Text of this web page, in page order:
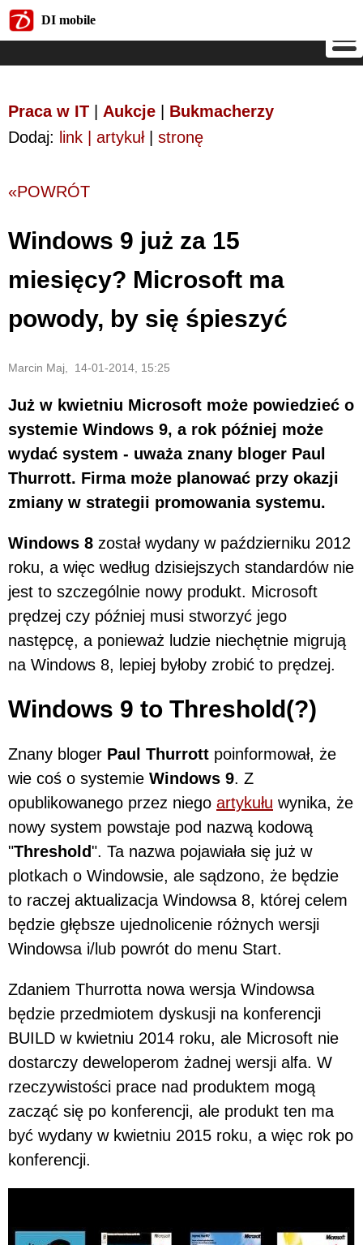
DI mobile
Praca w IT Aukcje
Bukmacherzy
Dodaj: link | artykuł| stronę
«POWRÓT
Windows 9 już za 15
miesięcy? Microsoft ma
powody, by się śpieszyć
Marcin Maj, 14-01-2014, 15:25
Już w kwietniu Microsoft może powiedzieć o
systemie Windows 9, a rok później może
wydać system - uważa znany bloger Paul
Thurrott. Firma może planować przy okazji
zmiany w strategii promowania systemu.
Windows 8 został wydany w październiku 2012
roku, a więc według dzisiejszych standardów nie
jest to szczególnie nowy produkt. Microsoft
prędzej czy później musi stworzyć jego
następcę, a ponieważ ludzie niechętnie migrują
na Windows 8, lepiej byłoby zrobić to prędzej.
Windows 9 to Threshold(?)
Znany bloger Paul Thurrott poinformował, że
wie coś o systemie Windows 9. Z
opublikowanego przez niego artykułu wynika, że
nowy system powstaje pod nazwą kodową
"Threshold". Ta nazwa pojawiała się już w
plotkach o Windowsie, ale sądzono, że będzie
to raczej aktualizacja Windowsa 8, której celem
będzie głębsze ujednolicenie różnych wersji
Windowsa i/lub powrót do menu Start.
Zdaniem Thurrotta nowa wersja Windowsa
będzie przedmiotem dyskusji na konferencji
BUILD w kwietniu 2014 roku, ale Microsoft nie
dostarczy deweloperom żadnej wersji alfa. W
rzeczywistości prace nad produktem mogą
zacząć się po konferencji, ale produkt ten ma
być wydany w kwietniu 2015 roku, a więc rok po
konferencji.
DI mobile